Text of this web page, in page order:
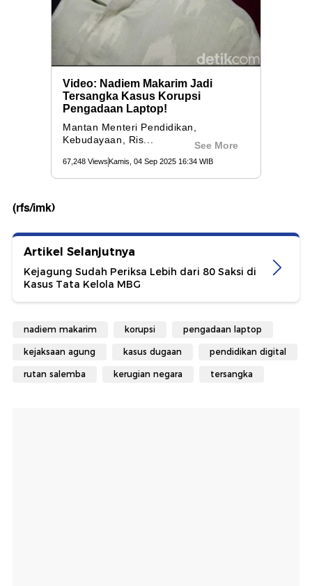
(rfs/imk)
Artikel Selanjutnya
Kejagung Sudah Periksa Lebih dari 80 Saksi di
Kasus Tata Kelola MBG
nadiem makarim korupsi pengadaan laptop
kejaksaan agung kasus dugaan pendidikan digital
rutan salemba kerugian negara tersangka